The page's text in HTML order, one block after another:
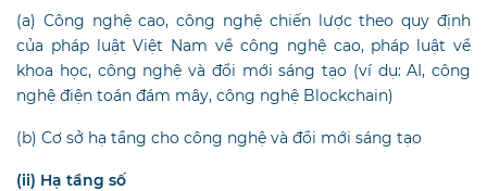
(a) Công nghệ cao, công nghệ chiến lược theo quy định
của pháp luật Việt Nam về công nghệ cao, pháp luật về
khoa học, công nghệ và đổi mới sáng tạo (ví dụ: AI, công
nghệ điện toán đám mây, công nghệ Blockchain)
(b) Cơ sở hạ tầng cho công nghệ và đổi mới sáng tạo
(ii) Hạ tầng số